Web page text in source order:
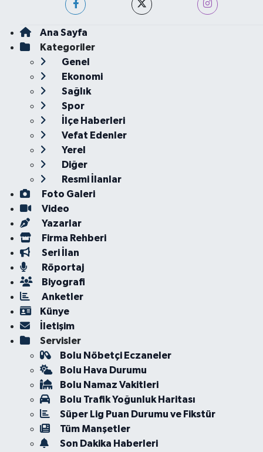
Ana Sayfa
Kategoriler
Genel
Ekonomi
Sağlık
Spor
İlçe Haberleri
Vefat Edenler
Yerel
Diğer
Resmi İlanlar
Foto Galeri
Video
Yazarlar
Firma Rehberi
Seri İlan
Röportaj
Biyografi
Anketler
Künye
İletişim
Servisler
Bolu Nöbetçi Eczaneler
Bolu Hava Durumu
Bolu Namaz Vakitleri
Bolu Trafik Yoğunluk Haritası
Süper Lig Puan Durumu ve Fikstür
Tüm Manşetler
Son Dakika Haberleri